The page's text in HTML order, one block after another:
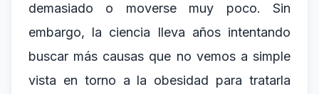
demasiado o moverse muy poco. Sin
embargo, la ciencia lleva años intentando
buscar más causas que no vemos a simple
vista en torno a la obesidad para tratarla